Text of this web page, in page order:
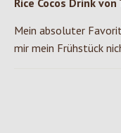
Rice Cocos Drink
Mein absoluter
mir mein Frühstück